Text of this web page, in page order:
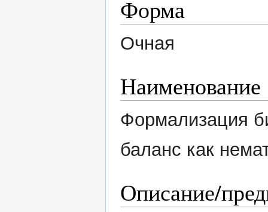
Форма
Очная
Наименование
Формализация
баланс как
Описание/